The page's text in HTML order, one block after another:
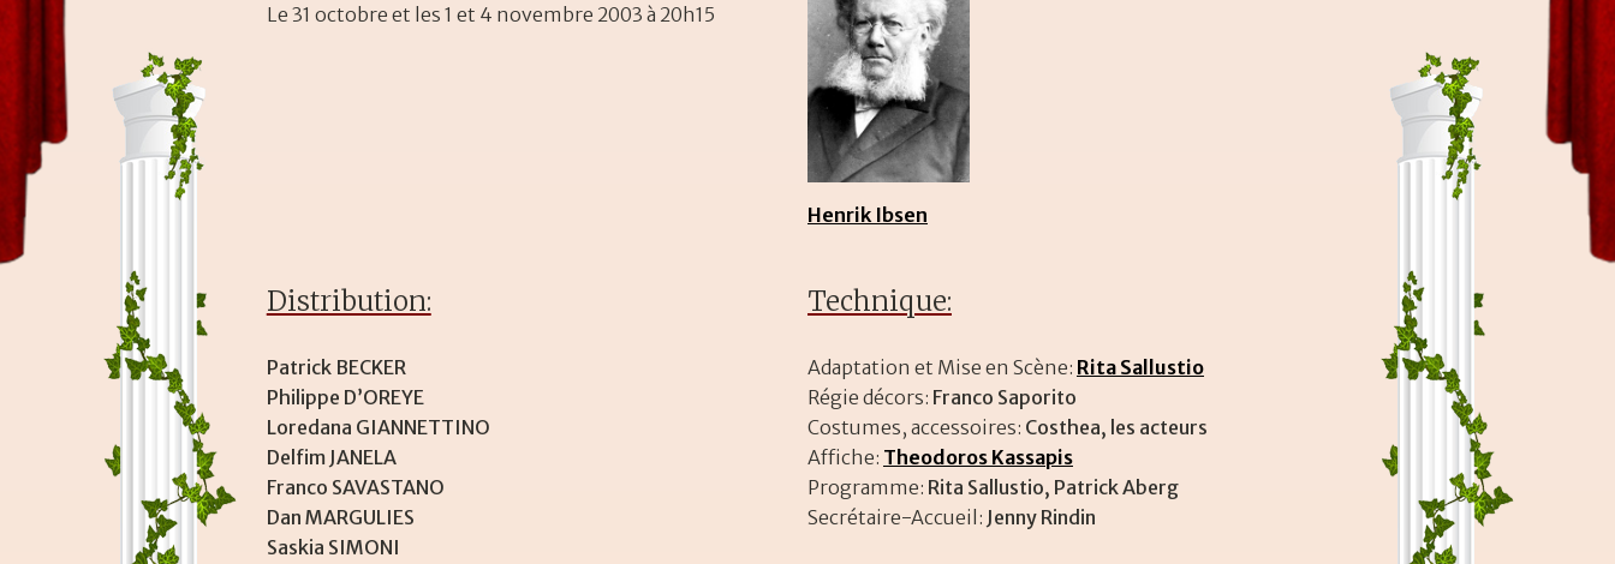
Le 31 octobre et les 1 et 4 novembre 2003 à 20h15
Henrik Ibsen
Distribution:
Patrick BECKER
Philippe D’OREYE
Loredana GIANNETTINO
Delfim JANELA
Franco SAVASTANO
Dan MARGULIES
Saskia SIMONI
Technique:
Adaptation et Mise en Scène: Rita Sallustio
Régie décors: Franco Saporito
Costumes, accessoires: Costhea, les acteurs
Affiche: Theodoros Kassapis
Programme: Rita Sallustio, Patrick Aberg
Secrétaire-Accueil: Jenny Rindin